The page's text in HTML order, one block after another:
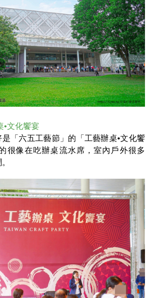
•文化饗宴
「六五工藝節」的「工藝辦桌•文化饗
很像在吃辦桌流水席，室內戶外很多